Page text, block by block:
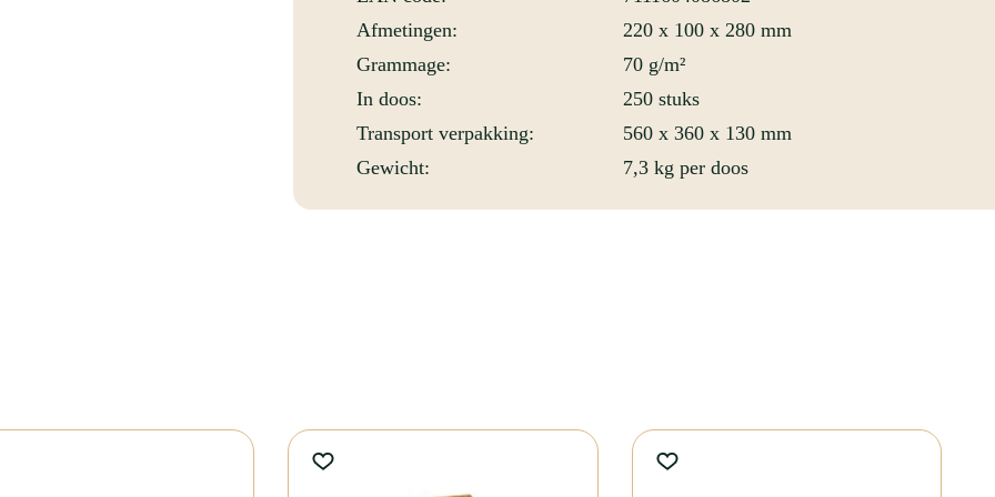
is de tas ideaal om snacks,
handig voor het verpakken
presentatie en voelt deze
ondernemers die kiezen voor
Afmetingen:
220 x 100 x 280 mm
Grammage:
70 g/m²
In doos:
250 stuks
Transport verpakking:
560 x 360 x 130 mm
Gewicht:
7,3 kg per doos